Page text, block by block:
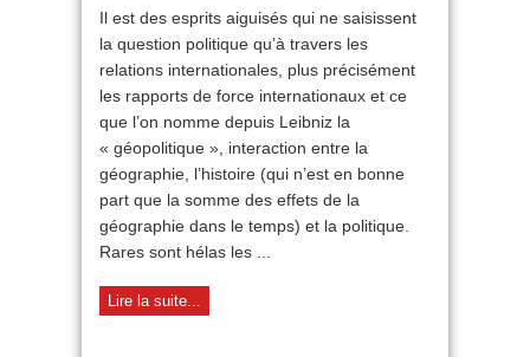
les
Balkans
la
France
Il est des esprits aiguisés qui ne saisissent
la question politique qu’à travers les
relations internationales, plus précisément
les rapports de force internationaux et ce
que l’on nomme depuis Leibniz la
« géopolitique », interaction entre la
géographie, l’histoire (qui n’est en bonne
part que la somme des effets de la
géographie dans le temps) et la politique.
Rares sont hélas les ...
Lire la suite...